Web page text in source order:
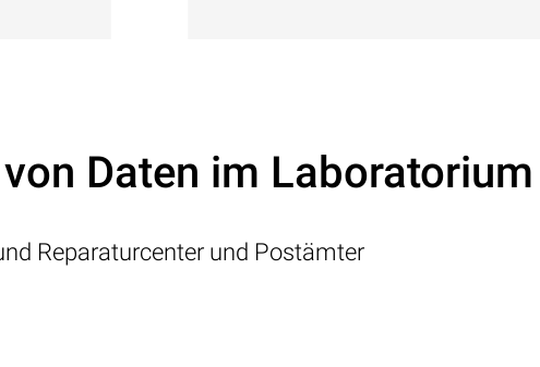
Daten im Laboratorium
Reparaturcenter und Postämter